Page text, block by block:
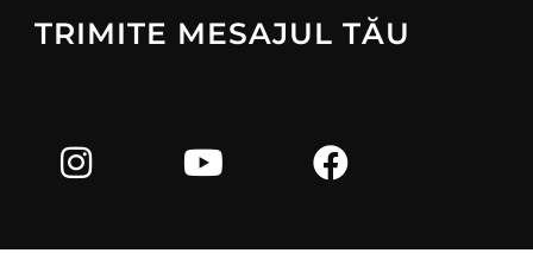
TRIMITE MESAJUL TĂU